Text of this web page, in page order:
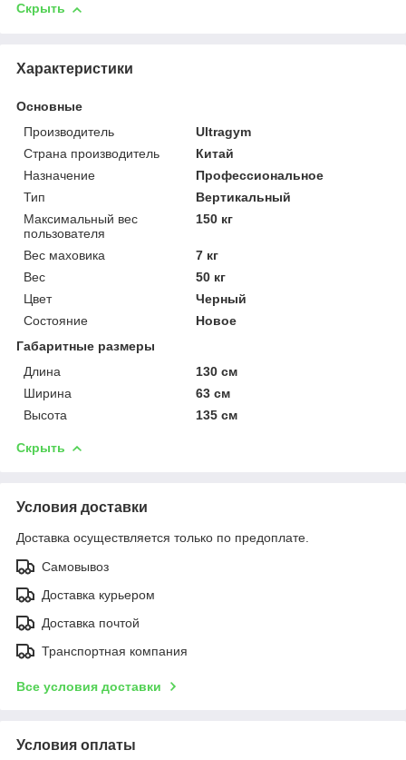
Скрыть
Характеристики
Основные
Производитель
Ultragym
Страна производитель
Китай
Назначение
Профессиональное
Тип
Вертикальный
Максимальный вес
пользователя
150 кг
Вес маховика
7 кг
Вес
50 кг
Цвет
Черный
Состояние
Новое
Габаритные размеры
Длина
130 см
Ширина
63 см
Высота
135 см
Скрыть
Условия доставки
Доставка осуществляется только по предоплате.
Самовывоз
Доставка курьером
Доставка почтой
Транспортная компания
Все условия доставки
Условия оплаты